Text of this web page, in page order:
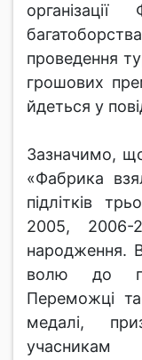
організації
проведення
грошових
йдеться у
Зазначимо,
«Фабрика
підлітків
2005,
народження.
волю до
Переможці
медалі,
учасникам